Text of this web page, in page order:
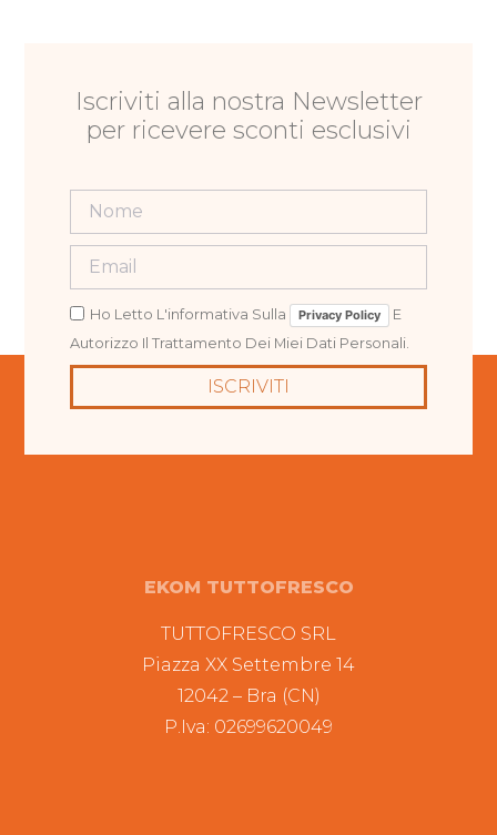
Iscriviti alla nostra Newsletter
per ricevere sconti esclusivi
Ho Letto L'informativa Sulla Privacy Policy
E
Autorizzo Il Trattamento Dei Miei Dati Personali.
ISCRIVITI
EKOM TUTTOFRESCO
TUTTOFRESCO SRL
Piazza XX Settembre 14
12042 – Bra (CN)
P.Iva: 02699620049